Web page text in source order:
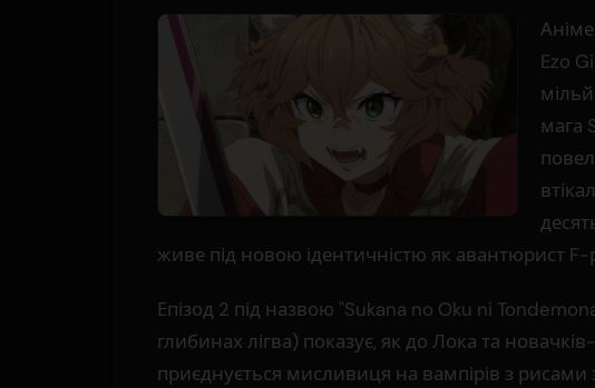
Ezo
мага
живе під новою ідентичністю як авантюрист F-
Епізод 2 під назвою "Sukana no Oku ni
глибинах лігва) показує, як до Лока та
приєднується мисливиця на вампірів з рисами